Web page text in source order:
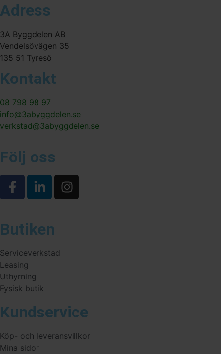
Adress
3A Byggdelen AB
Vendelsövägen 35
135 51 Tyresö
Kontakt
08 798 98 97
info@3abyggdelen.se
verkstad@3abyggdelen.se
Följ oss
Butiken
Serviceverkstad
Leasing
Uthyrning
Fysisk butik
Kundservice
Köp- och leveransvillkor
Mina sidor